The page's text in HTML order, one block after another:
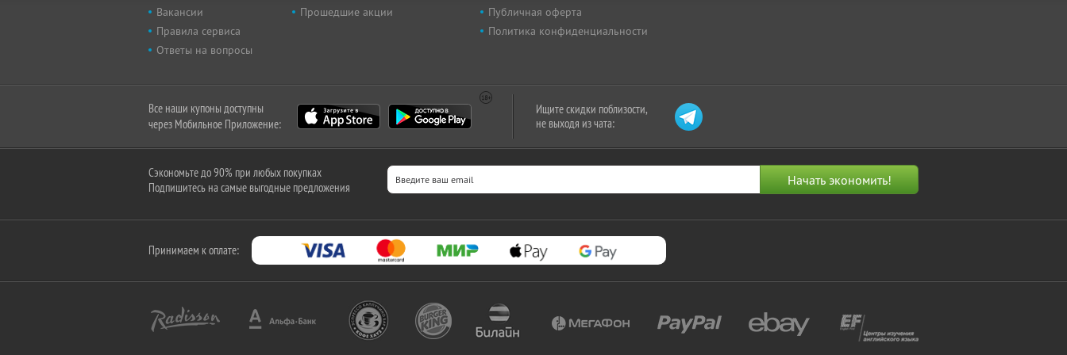
Вакансии
Правила сервиса
Ответы на вопросы
Прошедшие акции
Публичная оферта
Политика конфиденциальности
Все наши купоны доступны
через Мобильное Приложение:
Ищите скидки поблизости,
не выходя из чата:
Сэкономьте до 90% при любых покупках
Подпишитесь на самые выгодные предложения
Принимаем к оплате: